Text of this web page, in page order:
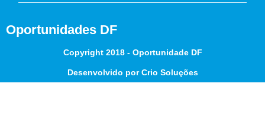
Oportunidades DF
Copyright 2018 - Oportunidade DF
Desenvolvido por Crio Soluções